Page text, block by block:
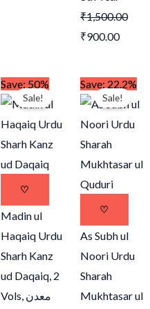
₹1,500.00
₹900.00
Save: 50%
Sale!
♡
Madin ul
Haqaiq Urdu
Sharh Kanz
ud Daqaiq, 2
Vols, معدن
Original
price
was:
₹1,100.00.
Current
price
is:
₹550.00.
Save: 22.2%
Sale!
♡
As Subh ul
Noori Urdu
Sharah
Mukhtasar ul
Original
price
was:
₹900.00.
Current
price
is: